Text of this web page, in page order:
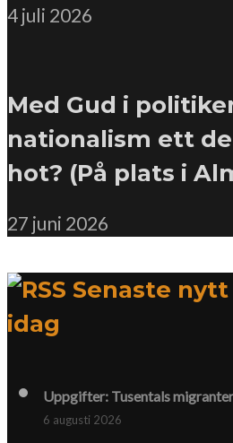
4 juli 2026
Med Gud i
nationalism ett
hot? (På plats i
27 juni 2026
Senaste
idag
Uppgifter: Tusentals
6 augusti 2026